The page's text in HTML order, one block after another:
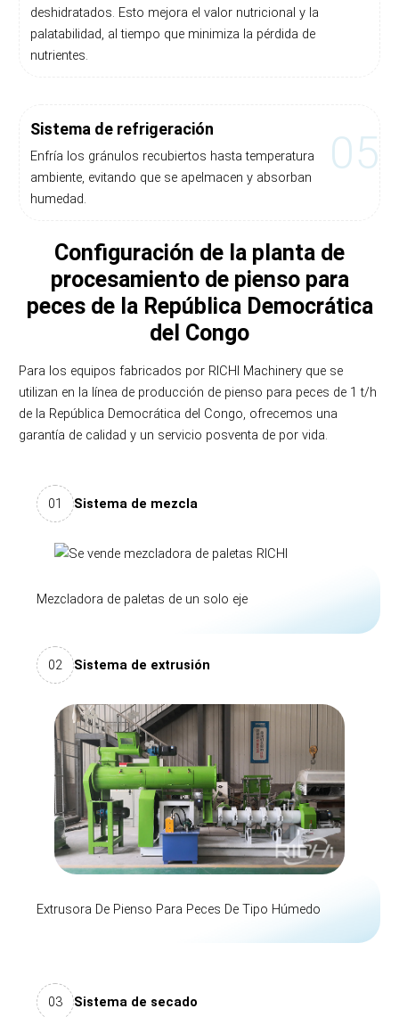
deshidratados. Esto mejora el valor nutricional y la
palatabilidad, al tiempo que minimiza la pérdida de
nutrientes.
Sistema de refrigeración
Enfría los gránulos recubiertos hasta temperatura
ambiente, evitando que se apelmacen y absorban
humedad.
05
Configuración de la planta de
procesamiento de pienso para
peces de la República Democrática
del Congo
Para los equipos fabricados por RICHI Machinery que se
utilizan en la línea de producción de pienso para peces de 1 t/h
de la República Democrática del Congo, ofrecemos una
garantía de calidad y un servicio posventa de por vida.
01 Sistema de mezcla
Mezcladora de paletas de un solo eje
02 Sistema de extrusión
Extrusora De Pienso Para Peces De Tipo Húmedo
03 Sistema de secado